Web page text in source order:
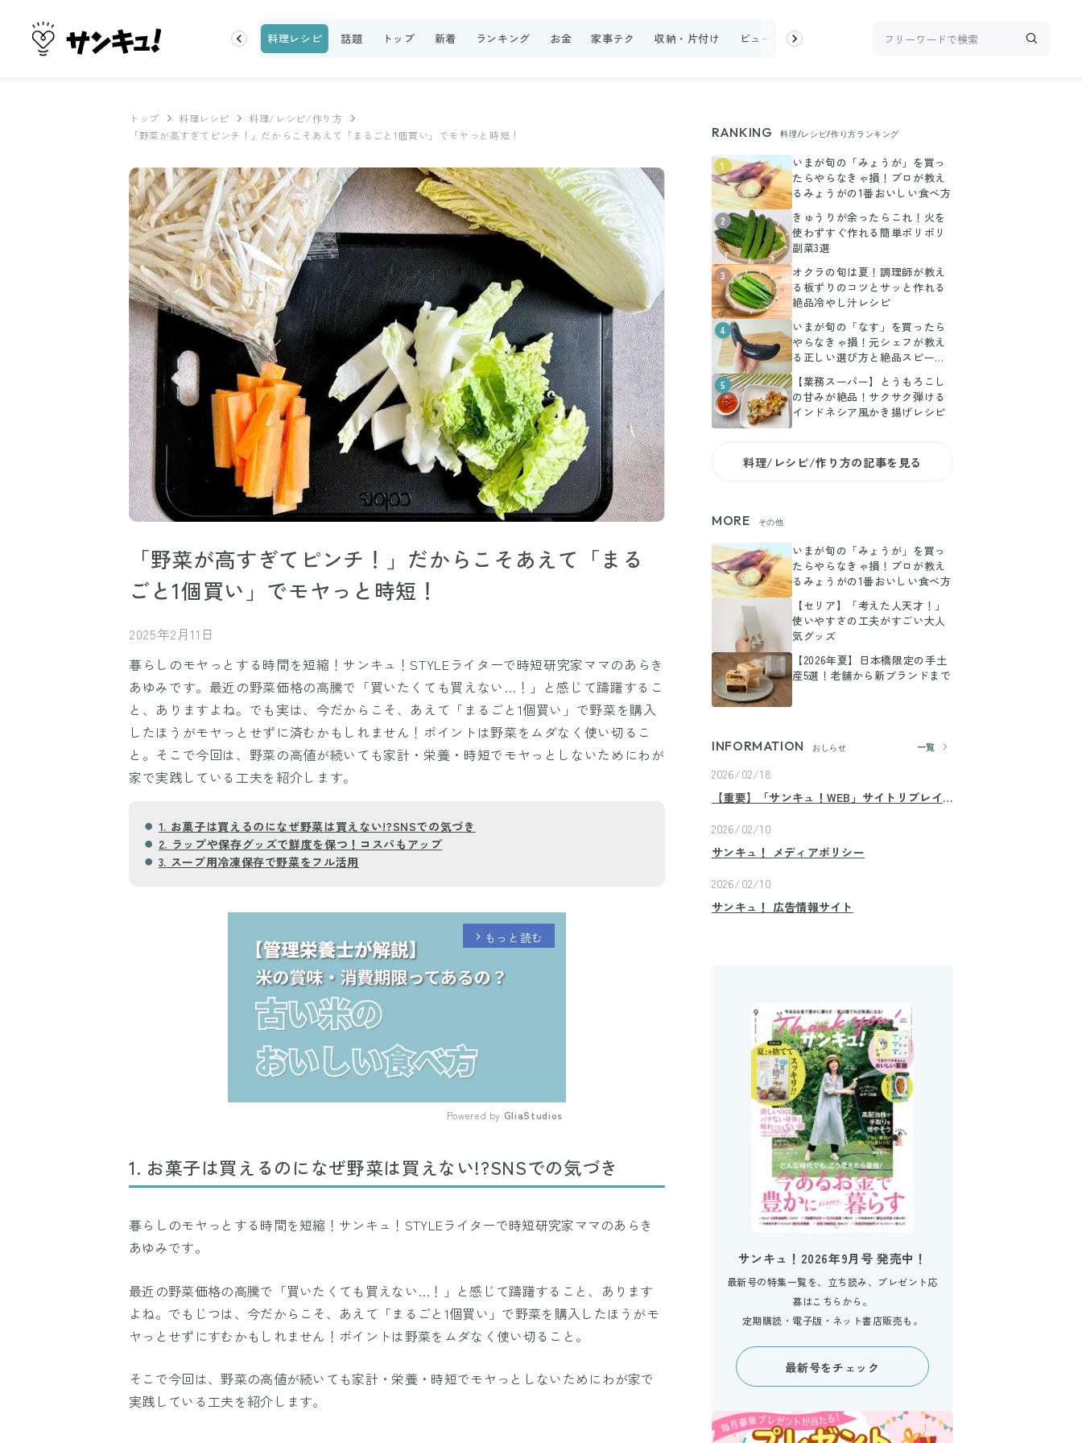
ビューティ 100均・雑貨 スーパー 料理レシピ 話題 トップ 新着 ランキング お金 家事テク 収納・片付け ビューティ スーパー 料理レシピ 話題
トップ 料理レシピ
料理/レシピ/作り方
「野菜が高すぎてピンチ！」だからこそあえて「まるごと1個買い」でモヤっと時短！
「野菜が高すぎてピンチ！」だからこそあえて「まる
ごと1個買い」でモヤっと時短！
2025年2月11日
暮らしのモヤっとする時間を短縮！サンキュ！STYLEライターで時短研究家ママのあらき
あゆみです。最近の野菜価格の高騰で「買いたくても買えない…！」と感じて躊躇するこ
と、ありますよね。でも実は、今だからこそ、あえて「まるごと1個買い」で野菜を購入
したほうがモヤっとせずに済むかもしれません！ポイントは野菜をムダなく使い切るこ
と。そこで今回は、野菜の高値が続いても家計・栄養・時短でモヤっとしないためにわが
家で実践している工夫を紹介します。
1. お菓子は買えるのになぜ野菜は買えない!?SNSでの気づき
2. ラップや保存グッズで鮮度を保つ！コスパもアップ
3. スープ用冷凍保存で野菜をフル活用
arrow_forward_ios もっと読む
Mute
Powered by GliaStudios
1. お菓子は買えるのになぜ野菜は買えない!?SNSでの気づき
暮らしのモヤっとする時間を短縮！サンキュ！STYLEライターで時短研究家ママのあらき
あゆみです。
最近の野菜価格の高騰で「買いたくても買えない…！」と感じて躊躇すること、あります
よね。でもじつは、今だからこそ、あえて「まるごと1個買い」で野菜を購入したほうがモ
ヤっとせずにすむかもしれません！ポイントは野菜をムダなく使い切ること。
そこで今回は、野菜の高値が続いても家計・栄養・時短でモヤっとしないためにわが家で
実践している工夫を紹介します。
RANKING 料理/レシピ/作り方ランキング
1
いまが旬の「みょうが」を買っ
たらやらなきゃ損！プロが教え
るみょうがの1番おいしい食べ方
2
きゅうりが余ったらこれ！火を
使わずすぐ作れる簡単ポリポリ
副菜3選
3
オクラの旬は夏！調理師が教え
る板ずりのコツとサッと作れる
絶品冷やし汁レシピ
4
いまが旬の「なす」を買ったら
やらなきゃ損！元シェフが教え
る正しい選び方と絶品スピード
5
【業務スーパー】とうもろこし
の甘みが絶品！サクサク弾ける
インドネシア風かき揚げレシピ
料理/レシピ/作り方の記事を見る
MORE その他
いまが旬の「みょうが」を買っ
たらやらなきゃ損！プロが教え
るみょうがの1番おいしい食べ方
【セリア】「考えた人天才！」
使いやすさの工夫がすごい大人
気グッズ
【2026年夏】日本橋限定の手土
産5選！老舗から新ブランドまで
INFORMATION おしらせ 一覧
2026/02/18
【重要】「サンキュ！WEB」サイトリプレイ
2026/02/10
サンキュ！ メディアポリシー
2026/02/10
サンキュ！ 広告情報サイト
サンキュ！2026年9月号 発売中！
最新号の特集一覧を、立ち読み、プレゼント応
募はこちらから。
定期購読・電子版・ネット書店販売も。
最新号をチェック